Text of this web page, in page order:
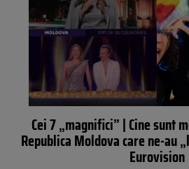
Cei 7 „magnifici” | Cine sunt
Republica Moldova care ne-au
Eurovision